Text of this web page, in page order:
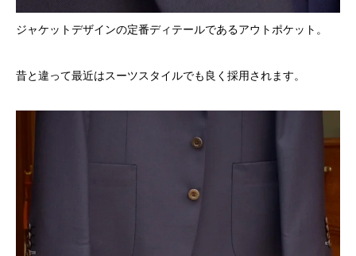
ジャケットデザインの定番ディテールであるアウトポケット。
昔と違って最近はスーツスタイルでも良く採用されます。